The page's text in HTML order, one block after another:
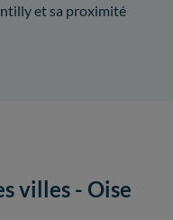
et sa proximité
villes - Oise